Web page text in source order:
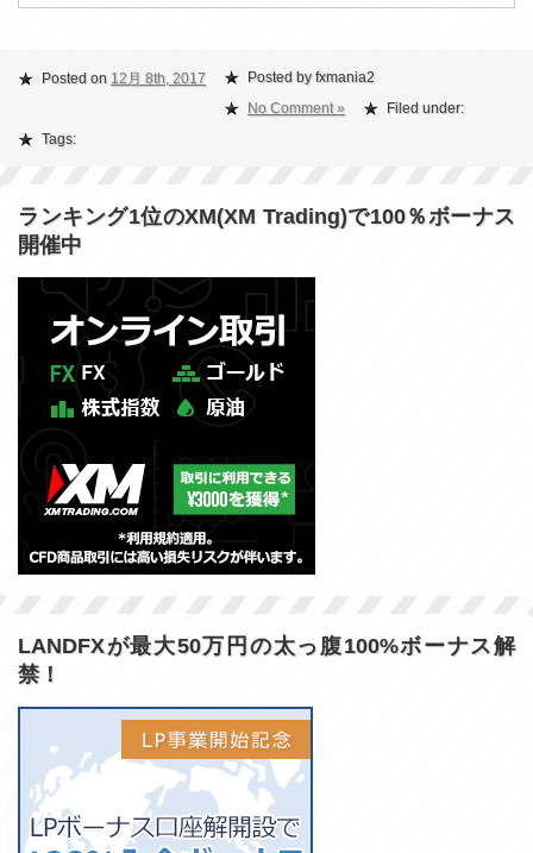
Posted on 12月 8th, 2017
Posted by fxmania2
No Comment »
Filed under:
Tags:
ランキング1位のXM(XM Trading)で100％ボーナス
開催中
LANDFXが最大50万円の太っ腹100%ボーナス解
禁！